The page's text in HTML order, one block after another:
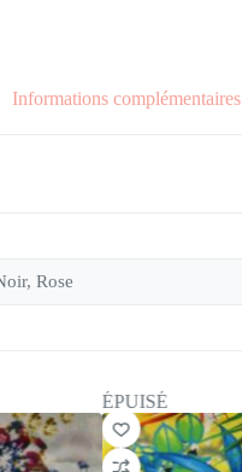
Informations complémentaires
Rose